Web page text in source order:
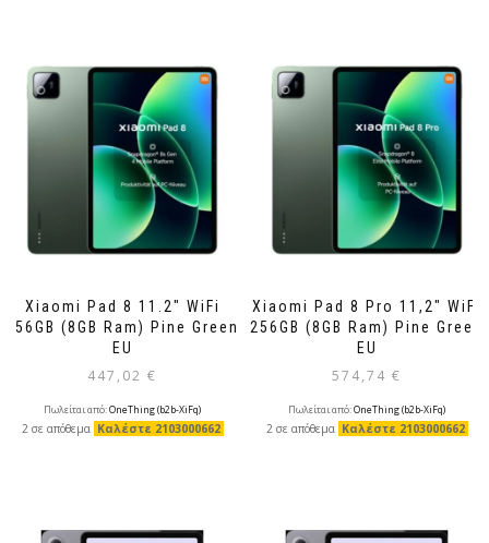
Xiaomi Pad 8 11.2″ WiFi
256GB (8GB Ram) Pine Green
EU
447,02 €
Πωλείται από:OneThing (b2b-XiFq)
2 σε απόθεμα Καλέστε 2103000662
Xiaomi Pad 8 Pro 11,2″ WiFi
256GB (8GB Ram) Pine Green
EU
574,74 €
Πωλείται από:OneThing (b2b-XiFq)
2 σε απόθεμα Καλέστε 2103000662